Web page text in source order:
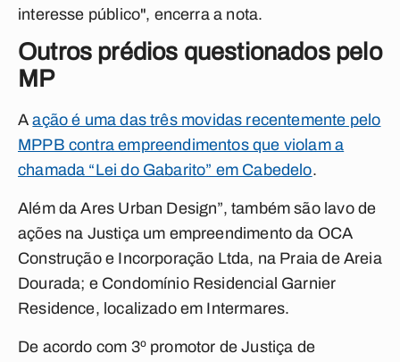
interesse público", encerra a nota.
Outros prédios questionados pelo
MP
Aação é uma das três movidas recentemente pelo
MPPB contra empreendimentos que violam a
chamada “Lei do Gabarito” em Cabedelo.
Além da Ares Urban Design”, também são lavo de
ações na Justiça um empreendimento da OCA
Construção e Incorporação Ltda, na Praia de Areia
Dourada; e Condomínio Residencial Garnier
Residence, localizado em Intermares.
De acordo com 3º promotor de Justiça de